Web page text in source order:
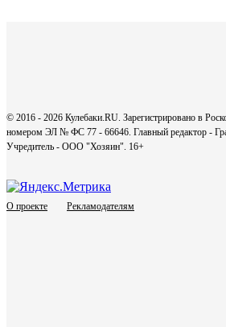
© 2016 - 2026 Кулебаки.RU. Зарегистрировано в
номером ЭЛ № ФС 77 - 66646. Главный редактор -
Учредитель - ООО "Хозяин". 16+
О проекте Рекламодателям